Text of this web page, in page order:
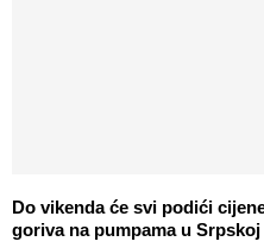
Do vikenda će svi podići
goriva na pumpama u Srpskoj